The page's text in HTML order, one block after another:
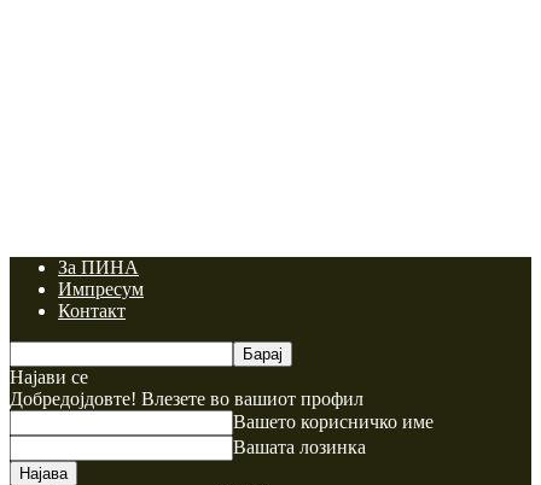
За ПИНА
Импресум
Контакт
Најави се
Добредојдовте! Влезете во вашиот профил
Вашето корисничко име
Вашата лозинка